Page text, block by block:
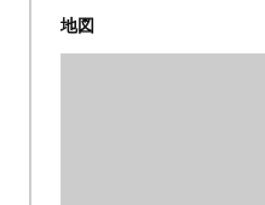
地図